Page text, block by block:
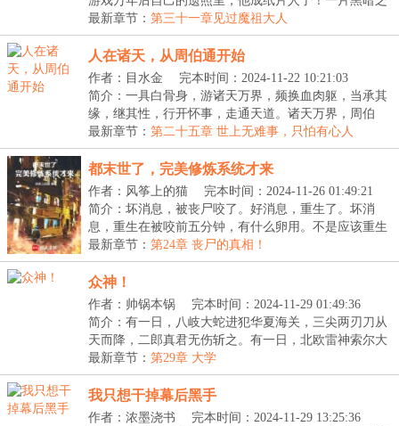
中...
最新章节： 第三十一章见过魔祖大人
人在诸天，从周伯通开始
作者：目水金
完本时间：2024-11-22 10:21:03
简介：一具白骨身，游诸天万界，频换血肉躯，当承其
缘，继其性，行开怀事，走通天道。诸天万界，周伯
通、...
最新章节： 第二十五章 世上无难事，只怕有心人
都末世了，完美修炼系统才来
作者：风筝上的猫
完本时间：2024-11-26 01:49:21
简介：坏消息，被丧尸咬了。好消息，重生了。坏消
息，重生在被咬前五分钟，有什么卵用。不是应该重生
在丧...
最新章节： 第24章 丧尸的真相！
众神！
作者：帅锅本锅
完本时间：2024-11-29 01:49:36
简介：有一日，八岐大蛇进犯华夏海关，三尖两刃刀从
天而降，二郎真君无伤斩之。有一日，北欧雷神索尔大
战...
最新章节： 第29章 大学
我只想干掉幕后黑手
作者：浓墨浇书
完本时间：2024-11-29 13:25:36